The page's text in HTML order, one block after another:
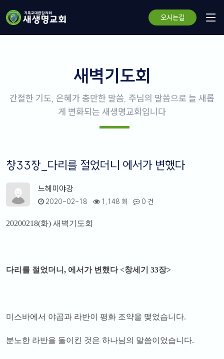
오시는길
새벽기도회
간절한 기도, 은혜가 충만한 말씀, 주님의 말씀으로 늘 새롭
게 변화되는 새생명교회입니다
창33장_다리를 절었더니 에서가 변했다
느헤미야강
2020-02-18 1,148 회 0 건
20200218(화) 새벽기도회
다리를 절었더니, 에서가 변했다<창세기 33장>
미스바에서 야곱과 라반이 평화 조약을 맺었습니다.
분노한 라반을 돌이킨 것은 하나님의 말씀이었습니다.